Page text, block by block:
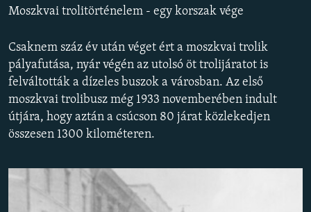
keresésre
TÁRSADALOM
DEMOKRÁCIA
A PÉNZ NYOMÁBAN
EURÓPAI UNIÓ
KLÍMAVÁLTOZÁS
A MÚLT TANULSÁGAI
Moszkvai trolitörténelem - egy korszak vége
Csaknem száz év után véget ért a moszkvai trolik
pályafutása, nyár végén az utolsó öt trolijáratot is
felváltották a dízeles buszok a városban. Az első
moszkvai trolibusz még 1933 novemberében indult
útjára, hogy aztán a csúcson 80 járat közlekedjen
összesen 1300 kilométeren.